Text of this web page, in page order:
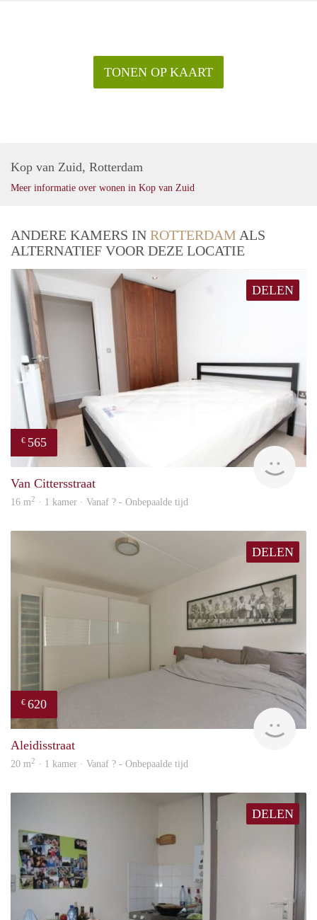
TONEN OP KAART
Kop van Zuid, Rotterdam
Meer informatie over wonen in Kop van Zuid
ANDERE KAMERS IN ROTTERDAM ALS
ALTERNATIEF VOOR DEZE LOCATIE
DELEN
€ 565
Van Cittersstraat
16 m2 · 1 kamer · Vanaf ? - Onbepaalde tijd
DELEN
€ 620
Aleidisstraat
20 m2 · 1 kamer · Vanaf ? - Onbepaalde tijd
DELEN